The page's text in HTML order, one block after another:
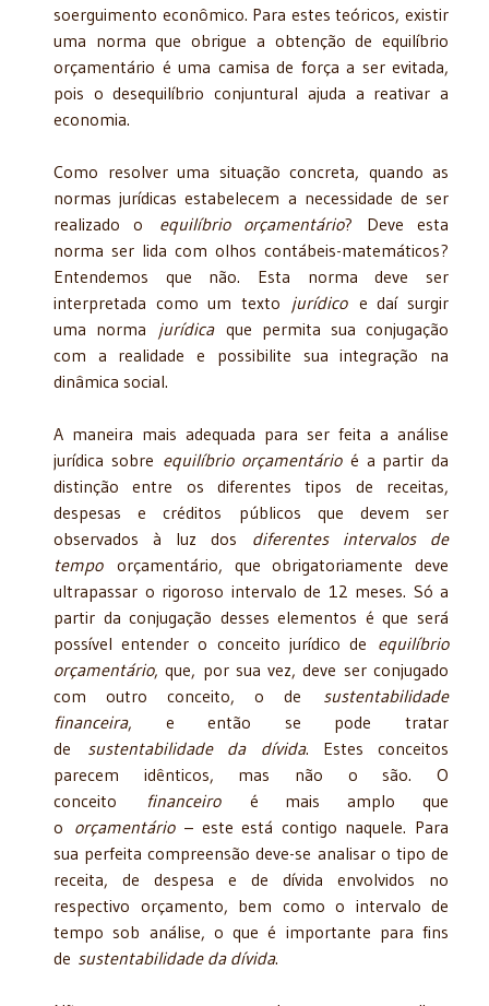
soerguimento econômico. Para estes teóricos, existir
uma norma que obrigue a obtenção de equilíbrio
orçamentário é uma camisa de força a ser evitada,
pois o desequilíbrio conjuntural ajuda a reativar a
economia.
Como resolver uma situação concreta, quando as
normas jurídicas estabelecem a necessidade de ser
realizado o equilíbrio orçamentário? Deve esta
norma ser lida com olhos contábeis-matemáticos?
Entendemos que não. Esta norma deve ser
interpretada como um texto jurídicoe daí surgir
uma norma jurídicaque permita sua conjugação
com a realidade e possibilite sua integração na
dinâmica social.
A maneira mais adequada para ser feita a análise
jurídica sobre equilíbrio orçamentárioé a partir da
distinção entre os diferentes tipos de receitas,
despesas e créditos públicos que devem ser
observados à luz dos diferentes intervalos de
tempoorçamentário, que obrigatoriamente deve
ultrapassar o rigoroso intervalo de 12 meses. Só a
partir da conjugação desses elementos é que será
possível entender o conceito jurídico de equilíbrio
orçamentário, que, por sua vez, deve ser conjugado
com outro conceito, o de sustentabilidade
financeira, e então se pode tratar
de sustentabilidade da dívida. Estes conceitos
parecem idênticos, mas não o são. O
conceito
financeiroé mais amplo que
o orçamentário– este está contigo naquele. Para
sua perfeita compreensão deve-se analisar o tipo de
receita, de despesa e de dívida envolvidos no
respectivo orçamento, bem como o intervalo de
tempo sob análise, o que é importante para fins
de sustentabilidade da dívida.